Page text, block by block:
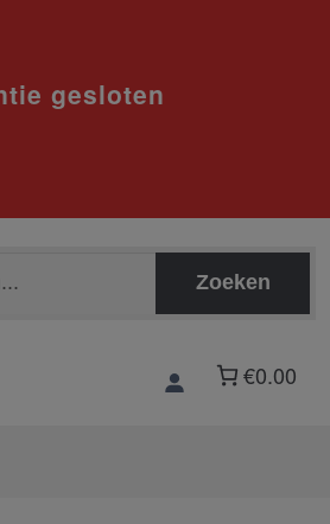
Zoeken
€0.00